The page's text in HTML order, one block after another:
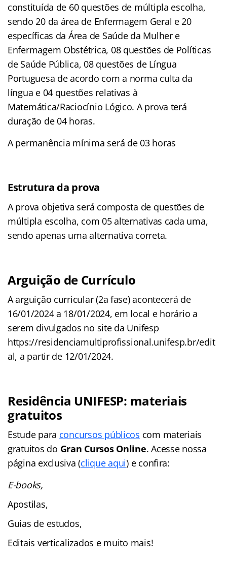
constituída de 60 questões de múltipla escolha,
sendo 20 da área de Enfermagem Geral e 20
específicas da Área de Saúde da Mulher e
Enfermagem Obstétrica, 08 questões de Políticas
de Saúde Pública, 08 questões de Língua
Portuguesa de acordo com a norma culta da
língua e 04 questões relativas à
Matemática/Raciocínio Lógico. A prova terá
duração de 04 horas.
A permanência mínima será de 03 horas
Estrutura da prova
A prova objetiva será composta de questões de
múltipla escolha, com 05 alternativas cada uma,
sendo apenas uma alternativa correta.
Arguição de Currículo
A arguição curricular (2a fase) acontecerá de
16/01/2024 a 18/01/2024, em local e horário a
serem divulgados no site da Unifesp
https://residenciamultiprofissional.unifesp.br/edit
al, a partir de 12/01/2024.
Residência UNIFESP: materiais
gratuitos
Estude para concursos públicos com materiais
gratuitos do Gran Cursos Online. Acesse nossa
página exclusiva (clique aqui) e confira:
E-books,
Apostilas,
Guias de estudos,
Editais verticalizados e muito mais!